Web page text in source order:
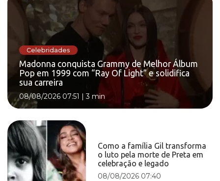
Celebridades
Madonna conquista Grammy de Melhor Álbum
Pop em 1999 com “Ray Of Light” e solidifica
sua carreira
08/08/2026 07:51 |3 min
Como a família Gil transforma
o luto pela morte de Preta em
celebração e legado
08/08/2026 07:40